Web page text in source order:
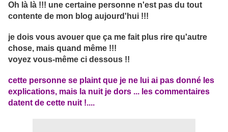
Oh là là !!! une certaine personne n'est pas du tout
contente de mon blog aujourd'hui !!!
je dois vous avouer que ça me fait plus rire qu'autre
chose, mais quand même !!!
voyez vous-même ci dessous !!
cette personne se plaint que je ne lui ai pas donné les
explications, mais la nuit je dors ... les commentaires
datent de cette nuit !....